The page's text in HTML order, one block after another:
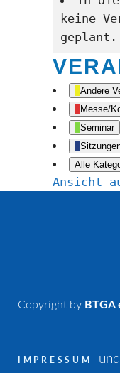
keine
geplant.
Andere
Messe/
Seminar
Alle
Ansicht
Copyright by BTGA
IMPRESSUM und